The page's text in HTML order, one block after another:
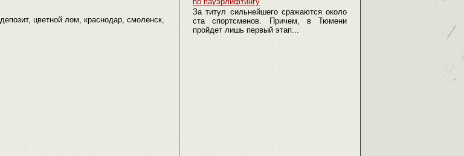
цветной лом, краснодар, смоленск,
За титул сильнейшего сражаются около
ста спортсменов. Причем, в Тюмени
пройдет лишь первый этап...